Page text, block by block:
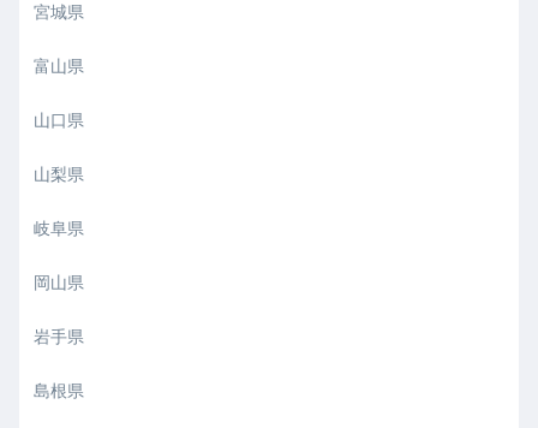
宮城県
富山県
山口県
山梨県
岐阜県
岡山県
岩手県
島根県